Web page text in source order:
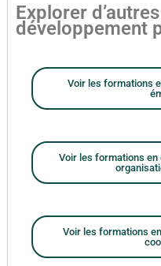
Explorer
développement
Voir les formations
Voir les formations
Voir les formations